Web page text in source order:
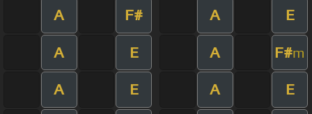
A F# A E
A E A F#m
A E A E